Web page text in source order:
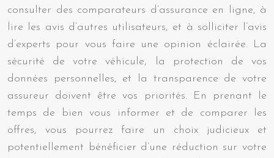
consulter des comparateurs d’assurance en ligne, à
lire les avis d’autres utilisateurs, et à solliciter l’avis
d’experts pour vous faire une opinion éclairée. La
sécurité de votre véhicule, la protection de vos
données personnelles, et la transparence de votre
assureur doivent être vos priorités. En prenant le
temps de bien vous informer et de comparer les
offres, vous pourrez faire un choix judicieux et
potentiellement bénéficier d’une réduction sur votre